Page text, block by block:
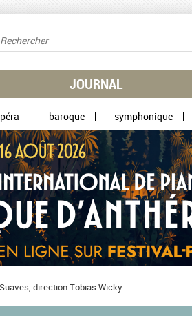
JOURNAL
baroque symphonique
direction Tobias Wicky